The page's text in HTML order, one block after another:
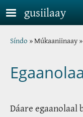
Skip to main content
gusiilaay
Breadcrumb
Síndo Múkaaniinaay
Dáare egaanolaal